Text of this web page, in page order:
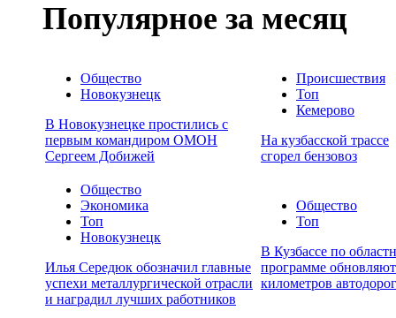
Популярное за месяц
Общество
Новокузнецк
В Новокузнецке простились с
первым командиром ОМОН
Сергеем Добижей
Происшествия
Топ
Кемерово
На кузбасской трассе
сгорел бензовоз
Общество
Экономика
Топ
Новокузнецк
Илья Середюк обозначил главные
успехи металлургической отрасли
и наградил лучших работников
Общество
Топ
В Кузбассе по
программе
километров автодорог